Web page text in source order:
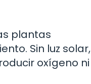
plantas
Sin luz solar,
oxígeno ni